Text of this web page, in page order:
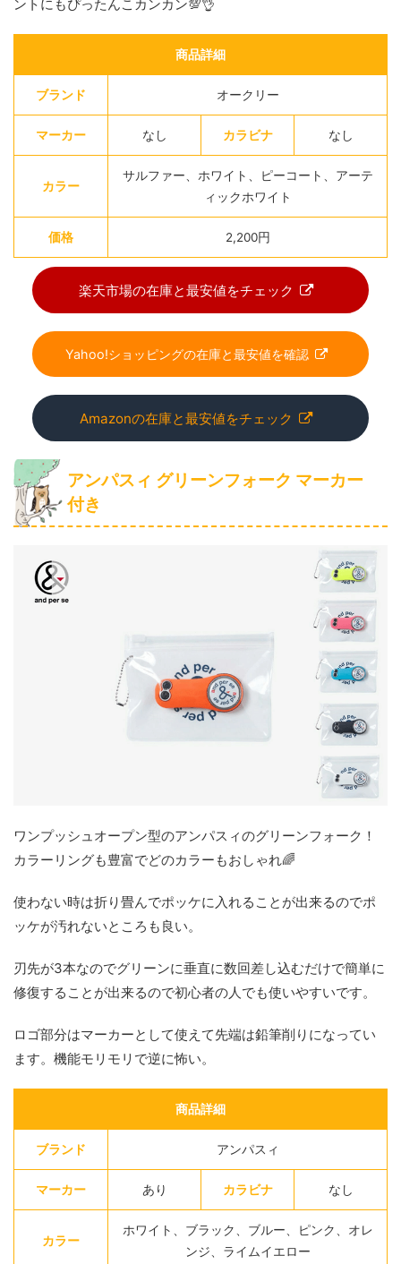
ントにもぴったんこカンカン💯👌
商品詳細
ブランド オークリー
マーカー なし カラビナ なし
カラー
サルファー、ホワイト、ピーコート、アーテ
ィックホワイト
価格 2,200円
楽天市場の在庫と最安値をチェック
Yahoo!ショッピングの在庫と最安値を確認
Amazonの在庫と最安値をチェック
アンパスィ グリーンフォーク マーカー
付き
ワンプッシュオープン型のアンパスィのグリーンフォーク！
カラーリングも豊富でどのカラーもおしゃれ🌈
使わない時は折り畳んでポッケに入れることが出来るのでポ
ッケが汚れないところも良い。
刃先が3本なのでグリーンに垂直に数回差し込むだけで簡単に
修復することが出来るので初心者の人でも使いやすいです。
ロゴ部分はマーカーとして使えて先端は鉛筆削りになってい
ます。機能モリモリで逆に怖い。
商品詳細
ブランド アンパスィ
マーカー あり カラビナ なし
カラー
ホワイト、ブラック、ブルー、ピンク、オレ
ンジ、ライムイエロー